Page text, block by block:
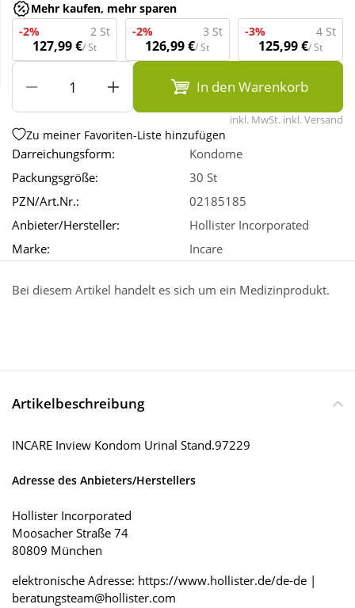
Tierbedarf
Mehr kaufen, mehr sparen
-2%
2 St
127,99 €/ St
-2% 3 St
126,99 €/ St
-3% 4 St
125,99 €/ St
In den Warenkorb
inkl. MwSt. inkl. Versand
Zu meiner Favoriten-Liste hinzufügen
Darreichungsform:
Kondome
Packungsgröße:
30 St
PZN/Art.Nr.:
02185185
Anbieter/Hersteller:
Hollister Incorporated
Marke:
Incare
Bei diesem Artikel handelt es sich um ein Medizinprodukt.
Artikelbeschreibung
INCARE Inview Kondom Urinal Stand.97229
Adresse des Anbieters/Herstellers
Hollister Incorporated
Moosacher Straße 74
80809 München
elektronische Adresse: https://www.hollister.de/de-de |
beratungsteam@hollister.com